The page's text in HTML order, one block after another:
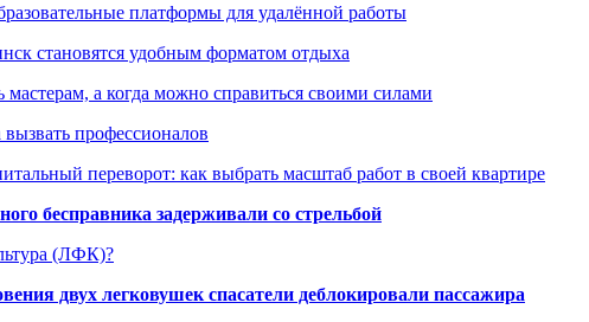
платформы для удалённой работы
становятся удобным форматом отдыха
мастерам, а когда можно справиться своими силами
вызвать профессионалов
переворот: как выбрать масштаб работ в своей квартире
бесправника задерживали со стрельбой
(ЛФК)?
двух легковушек спасатели деблокировали пассажира